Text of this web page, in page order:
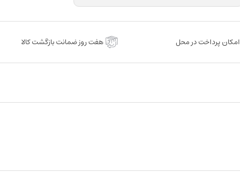
عدد
امکان پرداخت در محل هفت روز ضمانت بازگشت کالا